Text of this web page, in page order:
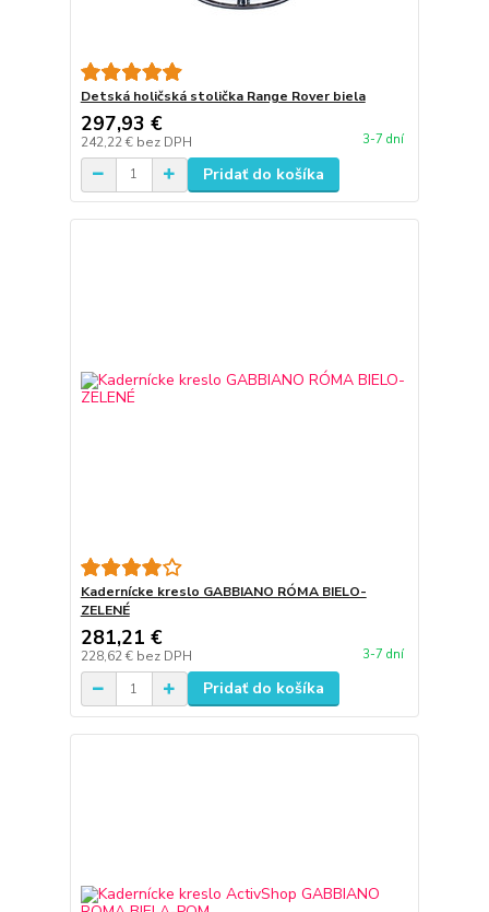
Detská holičská stolička Range Rover biela
297,93 €
242,22 € bez DPH 3-7 dní
Pridať do košíka
Kadernícke kreslo GABBIANO RÓMA BIELO-
ZELENÉ
281,21 €
228,62 € bez DPH 3-7 dní
Pridať do košíka